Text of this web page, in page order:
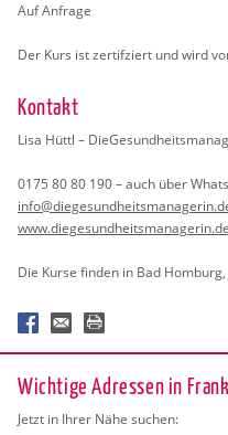
Auf An­fra­ge
Der Kurs ist zer­tif­ziert und wird
Kon­takt
Lisa Hüttl –
0175 80 80 190 – auch über
www.​die​gesu​ndhe​itsm​anag​erin.​de
Die Kurse fin­den in Bad
Wichtige Adressen in
Jetzt in Ihrer Nähe suchen: